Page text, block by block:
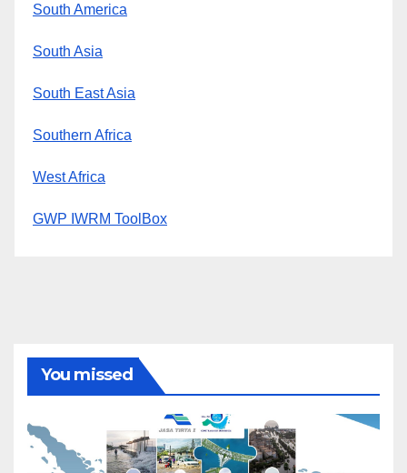
South America
South Asia
South East Asia
Southern Africa
West Africa
GWP IWRM ToolBox
You missed